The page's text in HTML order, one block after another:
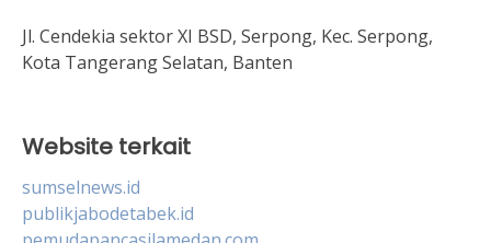
Jl. Cendekia sektor XI BSD, Serpong, Kec. Serpong,
Kota Tangerang Selatan, Banten
Website terkait
sumselnews.id
publikjabodetabek.id